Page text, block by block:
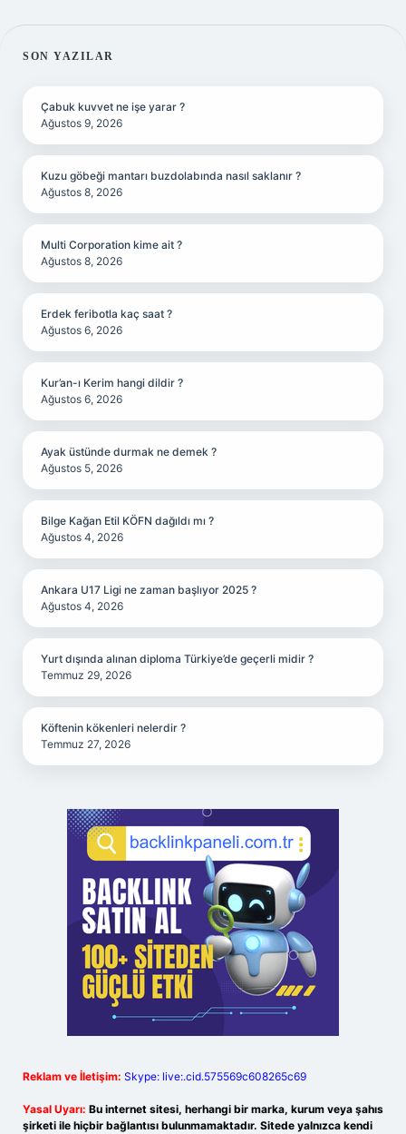
SIDEBAR
SON YAZILAR
Çabuk kuvvet ne işe yarar ?
Ağustos 9, 2026
Kuzu göbeği mantarı buzdolabında nasıl saklanır ?
Ağustos 8, 2026
Multi Corporation kime ait ?
Ağustos 8, 2026
Erdek feribotla kaç saat ?
Ağustos 6, 2026
Kur’an-ı Kerim hangi dildir ?
Ağustos 6, 2026
Ayak üstünde durmak ne demek ?
Ağustos 5, 2026
Bilge Kağan Etil KÖFN dağıldı mı ?
Ağustos 4, 2026
Ankara U17 Ligi ne zaman başlıyor 2025 ?
Ağustos 4, 2026
Yurt dışında alınan diploma Türkiye’de geçerli midir ?
Temmuz 29, 2026
Köftenin kökenleri nelerdir ?
Temmuz 27, 2026
Reklam ve İletişim: Skype: live:.cid.575569c608265c69
Yasal Uyarı: Bu internet sitesi, herhangi bir marka, kurum veya şahıs
şirketi ile hiçbir bağlantısı bulunmamaktadır. Sitede yalnızca kendi